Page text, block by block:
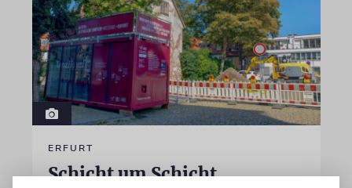
ERFURT
Schicht um Schicht